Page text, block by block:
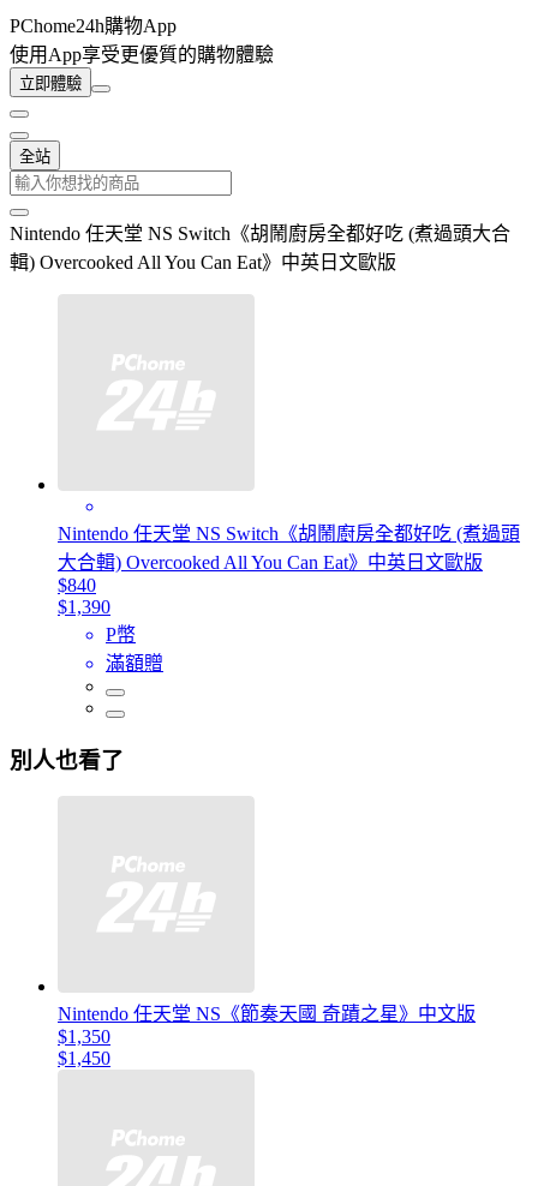
PChome24h購物App
使用App享受更優質的購物體驗
立即體驗
全站
Nintendo 任天堂 NS Switch《胡鬧廚房全都好吃 (煮過頭大合
輯) Overcooked All You Can Eat》中英日文歐版
Nintendo 任天堂 NS Switch《胡鬧廚房全都好吃 (煮過頭
大合輯) Overcooked All You Can Eat》中英日文歐版
$840
$1,390
P幣
滿額贈
別人也看了
Nintendo 任天堂 NS《節奏天國 奇蹟之星》中文版
$1,350
$1,450